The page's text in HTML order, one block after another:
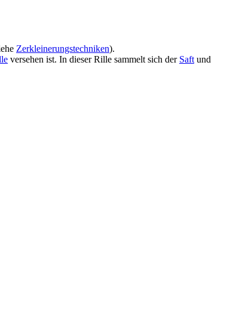
Zerkleinerungstechniken).
versehen ist. In dieser Rille sammelt sich der Saft und